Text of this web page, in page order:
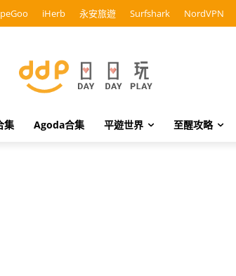
iHerb 永安旅遊 Surfshark NordVPN
集 Agoda合集 平遊世界 至醒攻略